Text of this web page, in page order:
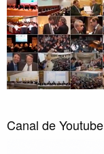
Canal de Youtube